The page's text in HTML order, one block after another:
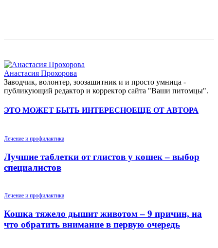
Анастасия Прохорова
Заводчик, волонтер, зоозашитник и и просто умница -
публикующий редактор и корректор сайта "Ваши питомцы".
ЭТО МОЖЕТ БЫТЬ ИНТЕРЕСНОЕЩЕ ОТ АВТОРА
Лечение и профилактика
Лучшие таблетки от глистов у кошек – выбор
специалистов
Лечение и профилактика
Кошка тяжело дышит животом – 9 причин, на
что обратить внимание в первую очередь